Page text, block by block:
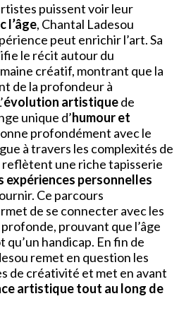
puissent voir leur
l’âge, Chantal Ladesou
peut enrichir l’art. Sa
le récit autour du
créatif, montrant que la
de la profondeur à
évolution artistiquede
unique d’humour et
profondément avec le
à travers les complexités de
reflètent une riche tapisserie
expériences personnelles
Ce parcours
de se connecter avec les
prouvant que l’âge
handicap. En fin de
remet en question les
de créativité et met en avant
artistique tout au long de